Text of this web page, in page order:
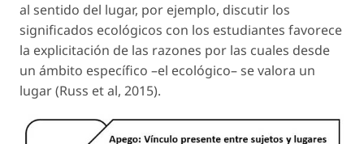
al sentido del lugar, por ejemplo, discutir los
significados ecológicos con los estudiantes favorece
la explicitación de las razones por las cuales desde
un ámbito específico –el ecológico– se valora un
lugar (Russ et al, 2015).